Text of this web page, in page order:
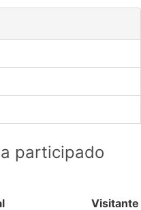
participado
Visitante